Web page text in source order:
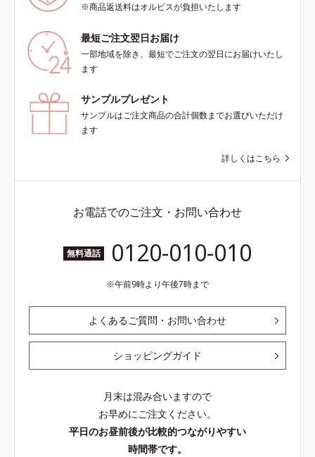
※商品返送料はオルビスが負担いたします
最短ご注文翌日お届け
一部地域を除き、最短でご注文の翌日にお届けいたし
ます
サンプルプレゼント
サンプルはご注文商品の合計個数までお選びいただけ
ます
詳しくはこちら
お電話でのご注文・お問い合わせ
無料通話 0120-010-010
午前9時より午後7時まで
よくあるご質問・お問い合わせ
ショッピングガイド
月末は混み合いますので
お早めにご注文ください。
平日のお昼前後が比較的つながりやすい
時間帯です。